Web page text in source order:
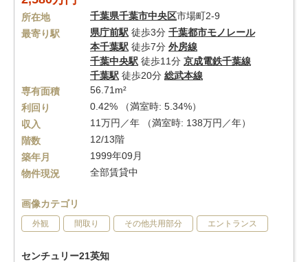
所在地 千葉県千葉市中央区市場町2-9
最寄り駅
県庁前駅 徒歩3分 千葉都市モノレール
本千葉駅 徒歩7分 外房線
千葉中央駅 徒歩11分 京成電鉄千葉線
千葉駅 徒歩20分 総武本線
専有面積
56.71m²
利回り
0.42% （満室時: 5.34%）
収入
11万円／年 （満室時: 138万円／年）
階数
12/13階
築年月
1999年09月
物件現況
全部賃貸中
画像カテゴリ
外観 間取り その他共用部分 エントランス
センチュリー21英知